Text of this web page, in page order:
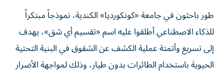
طور باحثون في جامعة «كونكورديا» الكندية، نموذجاً مبتكراً
للذكاء الاصطناعي أطلقوا عليه اسم «تقسيم أي شق»، يهدف
إلى تسريع وأتمتة عملية الكشف عن الشقوق في البنية التحتية
الحيوية باستخدام الطائرات بدون طيار، وذلك لمواجهة الأضرار